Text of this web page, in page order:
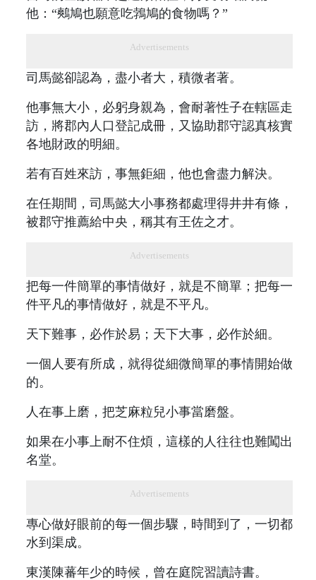
他：“鷞鳩也願意吃鵓鳩的食物嗎？”
Advertisements
司馬懿卻認為，盡小者大，積微者著。
他事無大小，必躬身親為，會耐著性子在轄區走
訪，將郡內人口登記成冊，又協助郡守認真核實
各地財政的明細。
若有百姓來訪，事無鉅細，他也會盡力解決。
在任期間，司馬懿大小事務都處理得井井有條，
被郡守推薦給中央，稱其有王佐之才。
Advertisements
把每一件簡單的事情做好，就是不簡單；把每一
件平凡的事情做好，就是不平凡。
天下難事，必作於易；天下大事，必作於細。
一個人要有所成，就得從細微簡單的事情開始做
的。
人在事上磨，把芝麻粒兒小事當磨盤。
如果在小事上耐不住煩，這樣的人往往也難闖出
名堂。
Advertisements
專心做好眼前的每一個步驟，時間到了，一切都
水到渠成。
東漢陳蕃年少的時候，曾在庭院習讀詩書。